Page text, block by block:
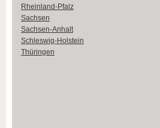
Rheinland-Pfalz
Sachsen
Sachsen-Anhalt
Schleswig-Holstein
Thüringen